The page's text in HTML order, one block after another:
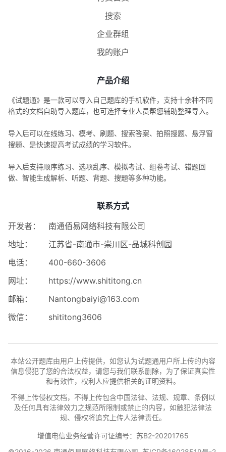
搜索
企业群组
我的账户
产品介绍
《试题通》是一款可以导入自己题库的手机软件，支持十余种不同
格式的文档自助导入题库，也可选择专业人员帮您辅助整理导入。
导入后可以在线练习、模考、刷题、搜索答案、拍照搜题、悬浮窗
搜题、是快速提高考试成绩的学习软件。
导入后支持顺序练习、选项乱序、模拟考试、组卷考试、错题回
做、智能生成解析、听题、背题、搜题等多种功能。
联系方式
开发者：
南通佰易网络科技有限公司
地址：
江苏省-南通市-崇川区-晶城科创园
电话：
400-660-3606
网址：
https://www.shititong.cn
邮箱：
Nantongbaiyi@163.com
微信：
shititong3606
本站公开题库由用户上传提供，如您认为试题通用户所上传的内容
信息侵犯了您的合法权益，请您与我们联系删除，为了保证真实性
和有效性，权利人应提供相关的证明资料。
不得上传侵权文档，不得上传包含中国法律、法规、规章、条例以
及任何具有法律效力之规范所限制或禁止的内容，如触犯法律法
规、侵权将追究上传人法律责任。
增值电信业务经营许可证编号：苏B2-20201765